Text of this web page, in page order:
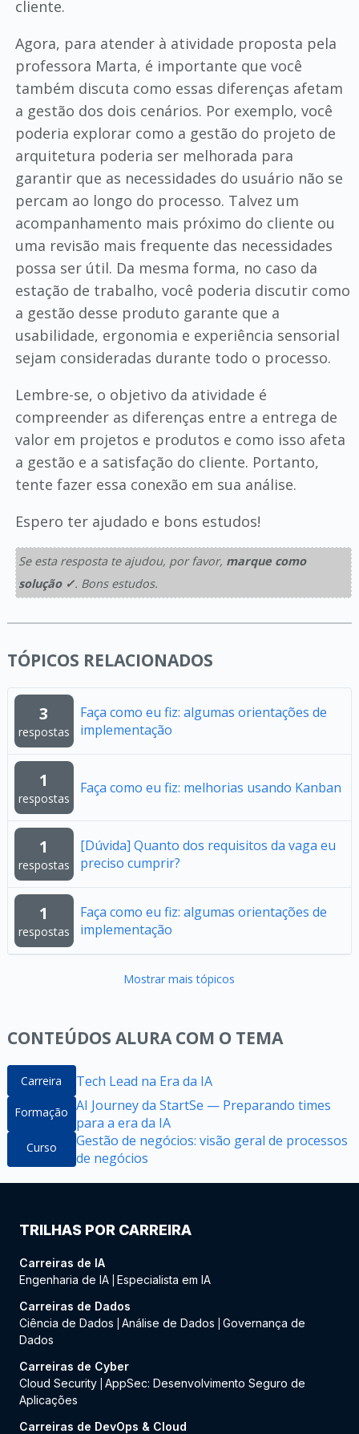
cliente.
Agora, para atender à atividade proposta pela
professora Marta, é importante que você
também discuta como essas diferenças afetam
a gestão dos dois cenários. Por exemplo, você
poderia explorar como a gestão do projeto de
arquitetura poderia ser melhorada para
garantir que as necessidades do usuário não se
percam ao longo do processo. Talvez um
acompanhamento mais próximo do cliente ou
uma revisão mais frequente das necessidades
possa ser útil. Da mesma forma, no caso da
estação de trabalho, você poderia discutir como
a gestão desse produto garante que a
usabilidade, ergonomia e experiência sensorial
sejam consideradas durante todo o processo.
Lembre-se, o objetivo da atividade é
compreender as diferenças entre a entrega de
valor em projetos e produtos e como isso afeta
a gestão e a satisfação do cliente. Portanto,
tente fazer essa conexão em sua análise.
Espero ter ajudado e bons estudos!
Se esta resposta te ajudou, por favor, marque como
solução ✓. Bons estudos.
TÓPICOS RELACIONADOS
3
respostas
Faça como eu fiz: algumas orientações de
implementação
1
respostas
Faça como eu fiz: melhorias usando Kanban
1
respostas
[Dúvida] Quanto dos requisitos da vaga eu
preciso cumprir?
1
respostas
Faça como eu fiz: algumas orientações de
implementação
Mostrar mais tópicos
CONTEÚDOS ALURA COM O TEMA
Carreira Tech Lead na Era da IA
Formação AI Journey da StartSe — Preparando times
para a era da IA
Curso
Gestão de negócios: visão geral de processos
de negócios
TRILHAS POR CARREIRA
Carreiras de IA
Engenharia de IA Especialista em IA
Carreiras de Dados
Ciência de Dados
Análise de Dados
Governança de
Dados
Carreiras de Cyber
Cloud Security AppSec: Desenvolvimento Seguro de
Aplicações
Carreiras de DevOps & Cloud